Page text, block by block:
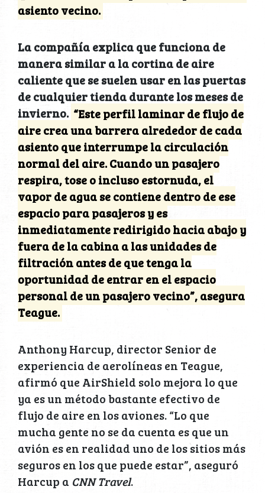
asiento vecino.
La compañía explica que funciona de
manera similar a la cortina de aire
caliente que se suelen usar en las puertas
de cualquier tienda durante los meses de
invierno. “Este perfil laminar de flujo de
aire crea una barrera alrededor de cada
asiento que interrumpe la circulación
normal del aire. Cuando un pasajero
respira, tose o incluso estornuda, el
vapor de agua se contiene dentro de ese
espacio para pasajeros y es
inmediatamente redirigido hacia abajo y
fuera de la cabina a las unidades de
filtración antes de que tenga la
oportunidad de entrar en el espacio
personal de un pasajero vecino”, asegura
Teague.
Anthony Harcup, director Senior de
experiencia de aerolíneas en Teague,
afirmó que AirShield solo mejora lo que
ya es un método bastante efectivo de
flujo de aire en los aviones. “Lo que
mucha gente no se da cuenta es que un
avión es en realidad uno de los sitios más
seguros en los que puede estar”, aseguró
Harcup a CNN Travel.